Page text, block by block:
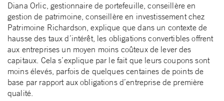
Diana Orlic, gestionnaire de portefeuille, conseillère en
gestion de patrimoine, conseillère en investissement chez
Patrimoine Richardson, explique que dans un contexte de
hausse des taux d’intérêt, les obligations convertibles offrent
aux entreprises un moyen moins coûteux de lever des
capitaux. Cela s’explique par le fait que leurs coupons sont
moins élevés, parfois de quelques centaines de points de
base par rapport aux obligations d’entreprise de première
qualité.